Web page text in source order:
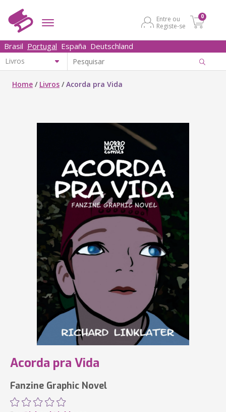
Entre ou
Registe-se
0
Brasil Portugal España Deutschland
Home / Livros /Acorda pra Vida
Acorda pra Vida
Fanzine Graphic Novel